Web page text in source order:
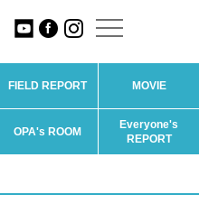
FIELD REPORT MOVIE
OPA's ROOM
Everyone's
REPORT